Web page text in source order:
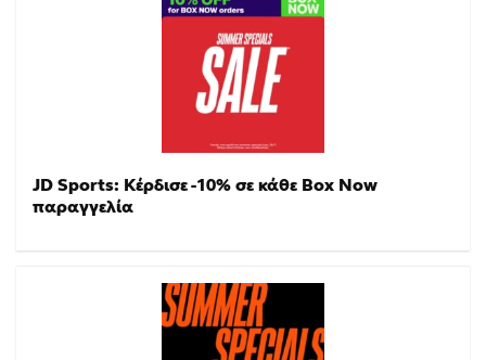
JD Sports: Κέρδισε -10% σε κάθε Box Now
παραγγελία